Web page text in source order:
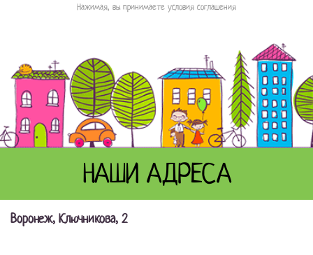
Нажимая, вы принимаете условия соглашения
НАШИ АДРЕСА
Воронеж, Ключникова, 2